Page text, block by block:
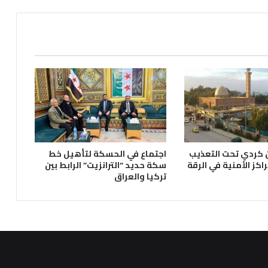
تحت التعذيب
الأمنية في الرقة
اجتماع في الحسكة لتأهيل خط
سكة حديد “الترانزيت” الرابط بين
تركيا والعراق